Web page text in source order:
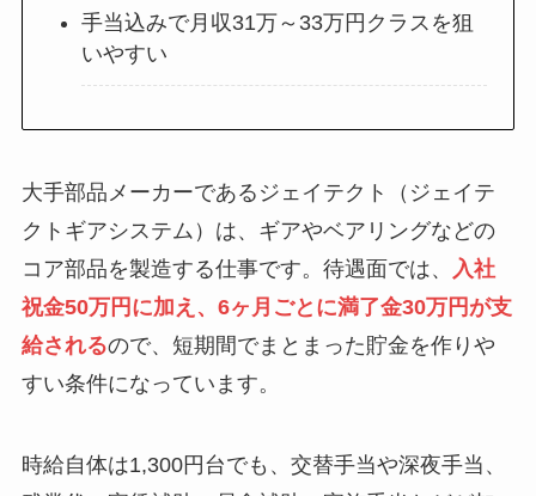
手当込みで月収31万～33万円クラスを狙
いやすい
大手部品メーカーであるジェイテクト（ジェイテ
クトギアシステム）は、ギアやベアリングなどの
コア部品を製造する仕事です。待遇面では、
入社
祝金50万円に加え、6ヶ月ごとに満了金30万円が支
給されるので、短期間でまとまった貯金を作りや
すい条件になっています。
時給自体は1,300円台でも、交替手当や深夜手当、